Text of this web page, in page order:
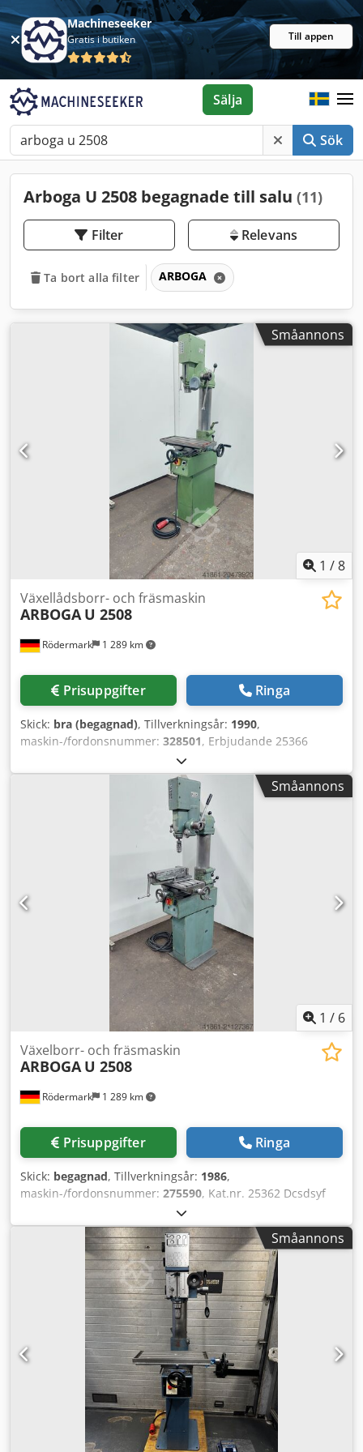
Machineseeker
Gratis i butiken Till appen
Sök
Sälja
Arboga U 2508 begagnade till salu (11)
Filter Relevans
Ta bort alla filter ARBOGA
Småannons
1 /8
Rödermark 1 289 km
Växellådsborr- och fräsmaskin
ARBOGA U 2508
Prisuppgifter Ringa
Skick: bra (begagnad), Tillverkningsår: 1990,
maskin-/fordonsnummer: 328501, Erbjudande 25366
Teknisk data: - Borrkapacitet: 25 mm - Spindelupptagning:
MK 3 - Borrspindelvarvtal: 100 / 205 / 345 / 440 varv/min,
695 / 885 / 1450 / 2900 varv/min Djdpoxu U Suefx Ap Eock -
Borrspindelrörelse: 130 mm - Borrspindelutlägg: 260 mm -
Koordinatbord med 3 T-spår: 580 x 240 mm - Bordets
rörelse: X-axel – 415 mm, Y-axel – 155 mm - Drivning: 400 V
/ 0,75 / 0,9 kW - Platsbehov: ca. B 900 x H 1800 x D 700 mm
- Vikt: ca. 270 kg - Maskinskruvstycke
Småannons
1 / 6
Rödermark 1 289 km
Växelborr- och fräsmaskin
ARBOGA U 2508
Prisuppgifter Ringa
Skick: begagnad, Tillverkningsår: 1986,
maskin-/fordonsnummer: 275590, Kat.nr. 25362 Dcsdsyf
Ehiepfx Ap Eek Tekniska data: - Borrkapacitet: 25 mm -
Spindelupptagning: MK 3 - Varvtal på borrspindel: 100 /
205 / 345 / 440 varv/min, 695 / 885 / 1450 / 2900 varv/min -
Borrspindelns slag: 130 mm - Spindelutligg: 260 mm -
Koordinatbord med 3 T-spår: 580 x 240 mm - Bordets
rörelse: X-axel – 415 mm, Y-axel – 155 mm - Drift: 400 V /
0,75 / 0,9 kW - Utrymmesbehov ca. B 900 x H 1800 x D 700
mm - Vikt ca. 270 kg - Maskinskruvstycke
Småannons